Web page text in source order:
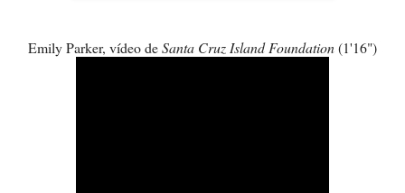
Emily Parker, vídeo deSanta Cruz Island Foundation(1'16")